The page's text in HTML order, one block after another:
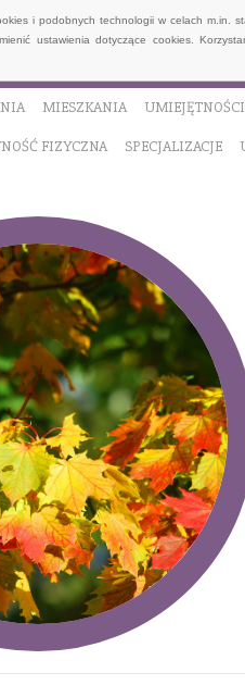
i podobnych technologii w celach m.in.
ustawienia dotyczące cookies.
MIESZKANIA UMIEJĘTNOŚCI
FIZYCZNA SPECJALIZACJE